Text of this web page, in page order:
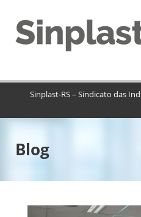
Sinplast-RS – Sindicato das
Blog